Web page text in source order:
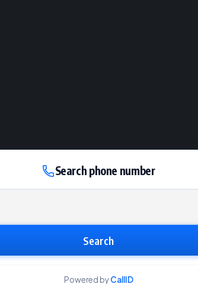
Search phone number
Search
Powered byCallID